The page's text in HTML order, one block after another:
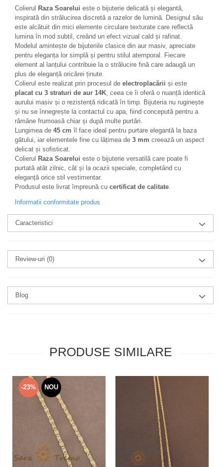
Colierul Raza Soarelui este o bijuterie delicată și elegantă,
inspirată din strălucirea discretă a razelor de lumină. Designul său
este alcătuit din mici elemente circulare texturate care reflectă
lumina în mod subtil, creând un efect vizual cald și rafinat.
Modelul amintește de bijuteriile clasice din aur masiv, apreciate
pentru eleganța lor simplă și pentru stilul atemporal. Fiecare
element al lanțului contribuie la o strălucire fină care adaugă un
plus de eleganță oricărei ținute.
Colierul este realizat prin procesul de electroplacării și este
placat cu 3 straturi de aur 14K, ceea ce îi oferă o nuanță identică
aurului masiv și o rezistență ridicată în timp. Bijuteria nu ruginește
și nu se înnegrește la contactul cu apa, fiind concepută pentru a
rămâne frumoasă chiar și după multe purtări.
Lungimea de 45 cm îl face ideal pentru purtare elegantă la baza
gâtului, iar elementele fine cu lățimea de 3 mm creează un aspect
delicat și sofisticat.
Colierul Raza Soarelui este o bijuterie versatilă care poate fi
purtată atât zilnic, cât și la ocazii speciale, completând cu
eleganță orice stil vestimentar.
Produsul este livrat împreună cu certificat de calitate.
Informatii conformitate produs
Caracteristici
Review-uri (0)
Blog
PRODUSE SIMILARE
-23% NOU